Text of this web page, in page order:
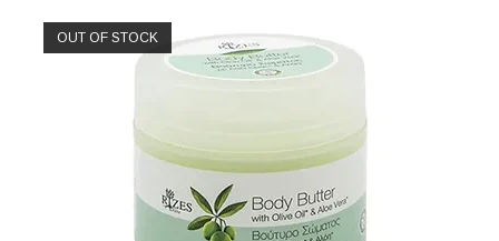
OUT OF STOCK